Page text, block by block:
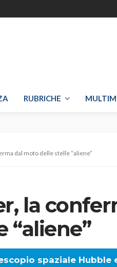
RUBRICHE
dal moto delle stelle “aliene”
la
“aliene”
spaziale Hubble